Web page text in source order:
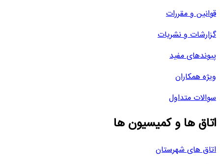
قوانین و مقررات
گزارشات و نشریات
پیوندهای مفید
ویژه همکاران
سوالات متداول
اتاق ها و کمیسیون ها
اتاق های شهرستان